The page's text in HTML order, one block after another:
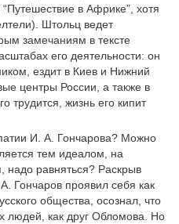
“Путешествие в Африке”, хотя
Штольц ведет
замечаниям в тексте
его деятельности: он
ездит в Киев и Нижний
центры России, а также в
жизнь его кипит
И. А. Гончарова? Можно
тем идеалом, на
надо равняться? Раскрыв
Гончаров проявил себя как
общества, осознал, что
людей, как друг Обломова. Но